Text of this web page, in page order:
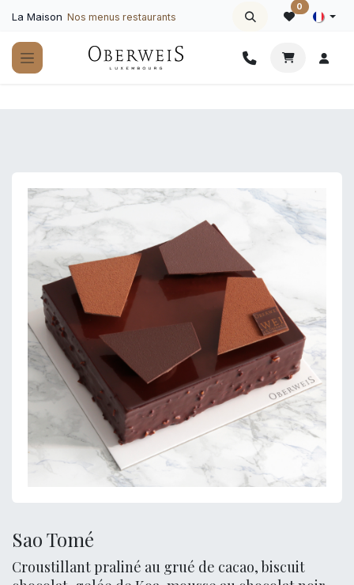
La Maison Nos menus restaurants
0
Sao Tomé
Croustillant praliné au grué de cacao, biscuit